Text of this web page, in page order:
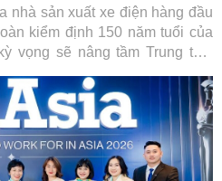
sản xuất xe điện hàng đầu
kiểm định 150 năm tuổi của
vọng sẽ nâng tầm Trung tâm
vụ kỹ thuật ô tô của toàn khu